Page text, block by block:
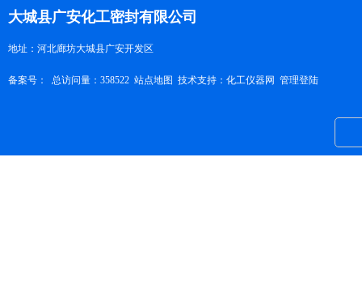
大城县广安化工密封有限公司
地址：河北廊坊大城县广安开发区
备案号： 总访问量：358522 站点地图 技术支持： 化工仪器网 管理登陆